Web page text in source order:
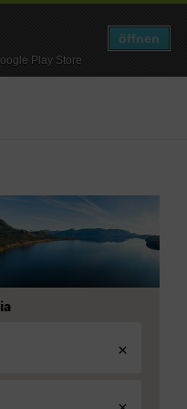
Play Store
öffnen